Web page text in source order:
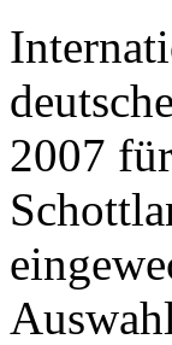
deutsche
2007